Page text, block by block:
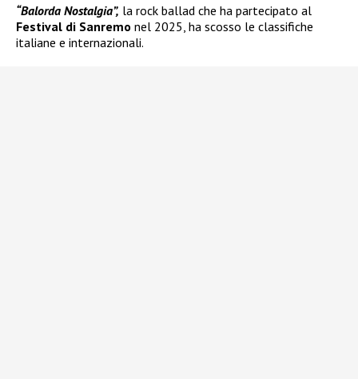
“Balorda Nostalgia”, la rock ballad che ha partecipato al
Festival di Sanremo nel 2025, ha scosso le classifiche
italiane e internazionali.